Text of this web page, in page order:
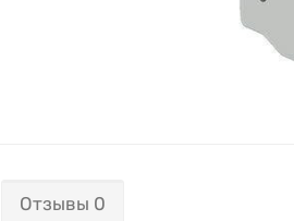
Отзывы 0